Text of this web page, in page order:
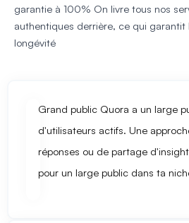
garantie à 100% On livre tous nos
authentiques derrière, ce qui
longévité
Grand public Quora a un large
d'utilisateurs actifs. Une
réponses ou de partage
pour un large public dans ta